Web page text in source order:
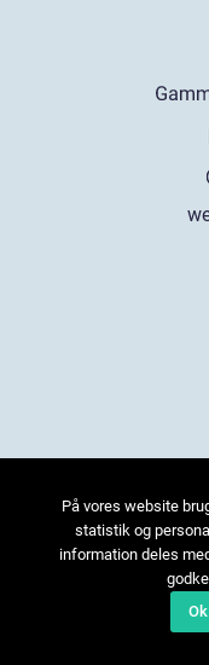
På vores website
statistik og
information deles
Ok